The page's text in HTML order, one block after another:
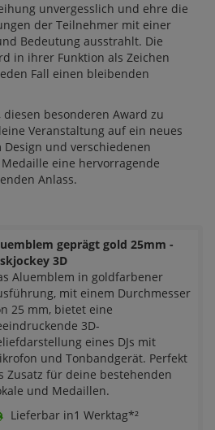
unvergesslich und ehre die
der Teilnehmer mit einer
Bedeutung ausstrahlt. Die
in ihrer Funktion als Zeichen
Fall einen bleibenden
besonderen Award zu
Veranstaltung auf ein neues
und verschiedenen
eine hervorragende
Anlass.
geprägt gold 25mm -
3D
Aluemblem in goldfarbener
mit einem Durchmesser
25 mm, bietet eine
3D-
eines DJs mit
und Tonbandgerät. Perfekt
Zusatz für deine bestehenden
und Medaillen.
Lieferbar in1 Werktag*²